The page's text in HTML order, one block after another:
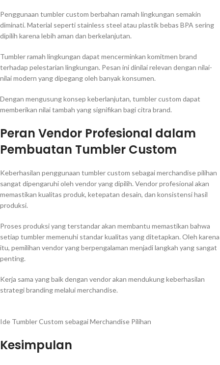
Penggunaan tumbler custom berbahan ramah lingkungan semakin
diminati. Material seperti stainless steel atau plastik bebas BPA sering
dipilih karena lebih aman dan berkelanjutan.
Tumbler ramah lingkungan dapat mencerminkan komitmen brand
terhadap pelestarian lingkungan. Pesan ini dinilai relevan dengan nilai-
nilai modern yang dipegang oleh banyak konsumen.
Dengan mengusung konsep keberlanjutan, tumbler custom dapat
memberikan nilai tambah yang signifikan bagi citra brand.
Peran Vendor Profesional dalam
Pembuatan Tumbler Custom
Keberhasilan penggunaan tumbler custom sebagai merchandise pilihan
sangat dipengaruhi oleh vendor yang dipilih. Vendor profesional akan
memastikan kualitas produk, ketepatan desain, dan konsistensi hasil
produksi.
Proses produksi yang terstandar akan membantu memastikan bahwa
setiap tumbler memenuhi standar kualitas yang ditetapkan. Oleh karena
itu, pemilihan vendor yang berpengalaman menjadi langkah yang sangat
penting.
Kerja sama yang baik dengan vendor akan mendukung keberhasilan
strategi branding melalui merchandise.
Ide Tumbler Custom sebagai Merchandise Pilihan
Kesimpulan